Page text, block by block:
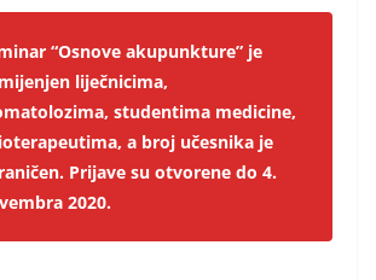
“Osnove akupunkture” je
liječnicima,
studentima medicine,
a broj učesnika je
Prijave su otvorene do 4.
2020.